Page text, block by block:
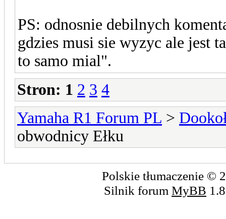
PS: odnosnie debilnych
gdzies musi sie wyzyc ale jest
to samo mial".
Stron: 1 2 3 4
Yamaha R1 Forum PL >
obwodnicy Ełku
Polskie tłumaczenie ©
Silnik forum MyBB